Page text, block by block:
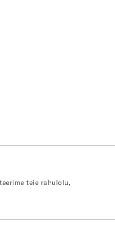
teie rahulolu,